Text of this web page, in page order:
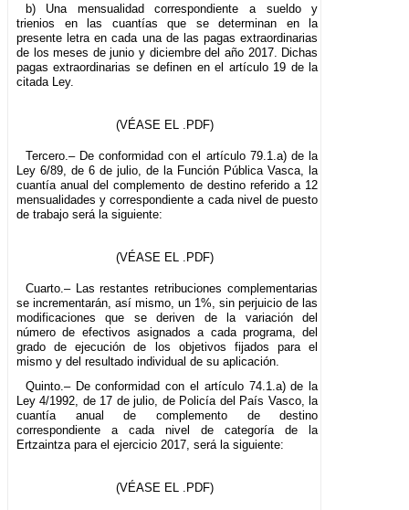
b) Una mensualidad correspondiente a sueldo y
trienios en las cuantías que se determinan en la
presente letra en cada una de las pagas extraordinarias
de los meses de junio y diciembre del año 2017. Dichas
pagas extraordinarias se definen en el artículo 19 de la
citada Ley.
(VÉASE EL .PDF)
Tercero.– De conformidad con el artículo 79.1.a) de la
Ley 6/89, de 6 de julio, de la Función Pública Vasca, la
cuantía anual del complemento de destino referido a 12
mensualidades y correspondiente a cada nivel de puesto
de trabajo será la siguiente:
(VÉASE EL .PDF)
Cuarto.– Las restantes retribuciones complementarias
se incrementarán, así mismo, un 1%, sin perjuicio de las
modificaciones que se deriven de la variación del
número de efectivos asignados a cada programa, del
grado de ejecución de los objetivos fijados para el
mismo y del resultado individual de su aplicación.
Quinto.– De conformidad con el artículo 74.1.a) de la
Ley 4/1992, de 17 de julio, de Policía del País Vasco, la
cuantía anual de complemento de destino
correspondiente a cada nivel de categoría de la
Ertzaintza para el ejercicio 2017, será la siguiente:
(VÉASE EL .PDF)